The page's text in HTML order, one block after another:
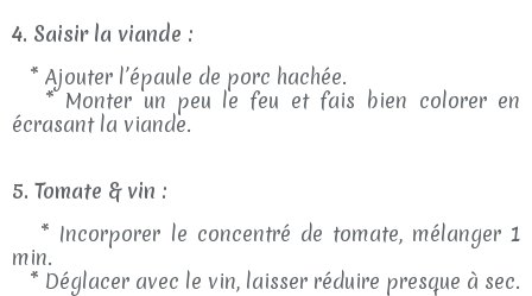
4. Saisir la viande :
* Ajouter l’épaule de porc hachée.
* Monter un peu le feu et fais bien colorer en
écrasant la viande.
5. Tomate & vin :
* Incorporer le concentré de tomate, mélanger 1
min.
* Déglacer avec le vin, laisser réduire presque à sec.